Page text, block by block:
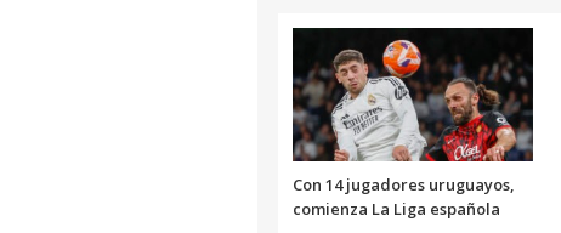
Con 14 jugadores uruguayos,
comienza La Liga española